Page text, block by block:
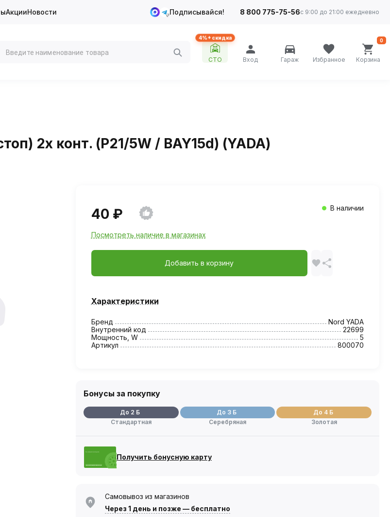
АкцииНовости Подписывайся! 8 800 775-75-56с 9:00 до 21:00 ежедневно
4%+ скидка
СТО Вход Гараж Избранное Корзина
0
2х конт. (P21/5W / BAY15d) (YADA)
40 ₽ В наличии
Посмотреть наличие в магазинах
Добавить в корзину
Характеристики
Бренд
Nord YADA
Внутренний код
22699
Мощность, W
5
Артикул
800070
Бонусы за покупку
До 2 Б
Стандартная
До 3 Б
Серебряная
До 4 Б
Золотая
Получить бонусную карту
Самовывоз из магазинов
Через 1 день и позже — бесплатно